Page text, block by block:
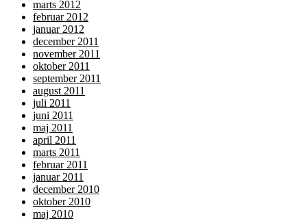
marts 2012
februar 2012
januar 2012
december 2011
november 2011
oktober 2011
september 2011
august 2011
juli 2011
juni 2011
maj 2011
april 2011
marts 2011
februar 2011
januar 2011
december 2010
oktober 2010
maj 2010